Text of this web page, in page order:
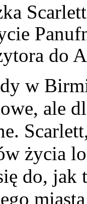
do
w
ale
życia
do, jak